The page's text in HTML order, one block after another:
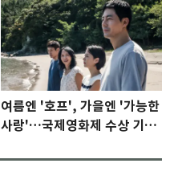
여름엔 '호프', 가을엔 '가능한
사랑'…국제영화제 수상 기대